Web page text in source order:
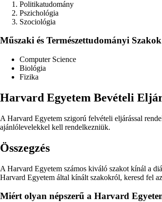
Politikatudomány
Pszichológia
Szociológia
Műszaki és Természettudományi Szakok
Computer Science
Biológia
Fizika
Harvard Egyetem Bevételi
A Harvard Egyetem szigorú felvételi eljárással
ajánlólevelekkel kell rendelkezniük.
Összegzés
A Harvard Egyetem számos kiváló szakot kínál a
Harvard Egyetem által kínált szakokról, keresd fel
Miért olyan népszerű a Harvard